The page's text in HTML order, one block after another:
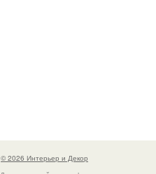
© 2026 Интерьер и Декор